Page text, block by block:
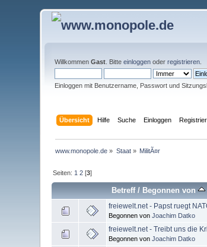
WillkommenGast . Bitteeinloggen oderregistrieren
Einloggen mit Benutzername, Passwort und
Übersicht Hilfe Suche Einloggen
www.monopole.de » Staat» MilitÃ¤r
Seiten: 1 2 [3]
Betreff/Begonnen von
freiewelt.net - Papst ruegt
Begonnen vonJoachim Datko
freiewelt.net - Treibt uns die
Begonnen vonJoachim Datko